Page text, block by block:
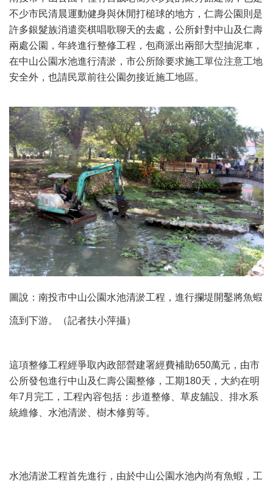
不少市民清晨運動健身與休閒打槌球的地方，仁壽公園則是
許多銀髮族消遣奕棋唱歌聊天的去處，公所針對中山及仁壽
兩處公園，年終進行整修工程，包商派出兩部大型抽泥車，
在中山公園水池進行清淤，市公所除要求施工單位注意工地
安全外，也請民眾前往公園勿接近施工地區。
圖說：南投市中山公園水池清淤工程，進行攔堤開鑿將魚蝦
流到下游。（記者扶小萍攝）
這項整修工程經爭取內政部營建署經費補助650萬元，由市
公所發包進行中山及仁壽公園整修，工期180天，大約在明
年7月完工，工程內容包括：步道整修、草皮舖設、排水系
統維修、水池清淤、樹木修剪等。
水池清淤工程首先進行，由於中山公園水池內尚有魚蝦，工